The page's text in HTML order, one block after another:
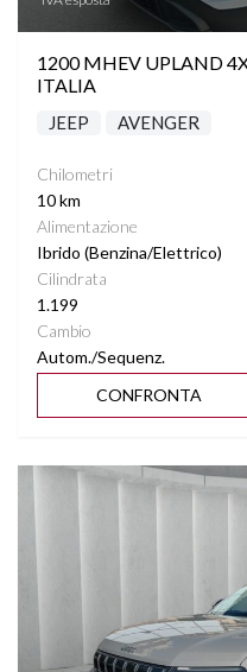
STEREO CON
1200 MHEV UPLAND
ITALIA
JEEP AVENGER
Chilometri
10 km
Alimentazione
Ibrido (Benzina/Elettrico)
Cilindrata
1.199
Cambio
Autom./Sequenz.
CONFRONTA
Vedi dettagli